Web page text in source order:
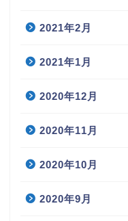
2021年2月
2021年1月
2020年12月
2020年11月
2020年10月
2020年9月